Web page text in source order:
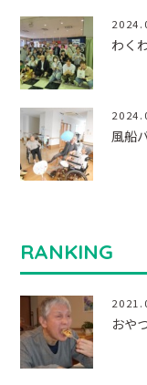
わく
風船
RANKING
おや